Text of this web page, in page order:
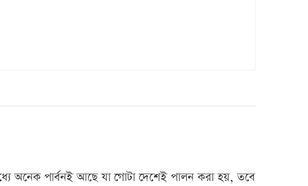
অনেক পার্বনই আছে যা গোটা দেশেই পালন করা হয়, তবে